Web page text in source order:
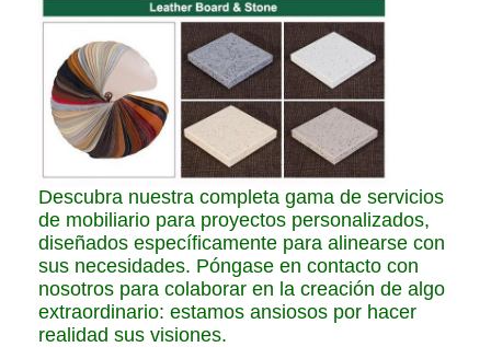
Descubra nuestra completa gama de servicios
de mobiliario para proyectos personalizados,
diseñados específicamente para alinearse con
sus necesidades. Póngase en contacto con
nosotros para colaborar en la creación de algo
extraordinario: estamos ansiosos por hacer
realidad sus visiones.